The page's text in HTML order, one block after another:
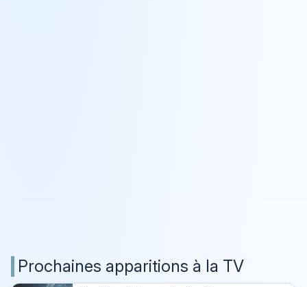
Prochaines apparitions à la TV